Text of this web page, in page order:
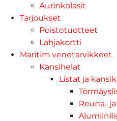
Aurinkolasit
Tarjoukset
Poistotuotteet
Lahjakortti
Maritim venetarvikkeet
Kansihelat
Listat ja
Reuna-